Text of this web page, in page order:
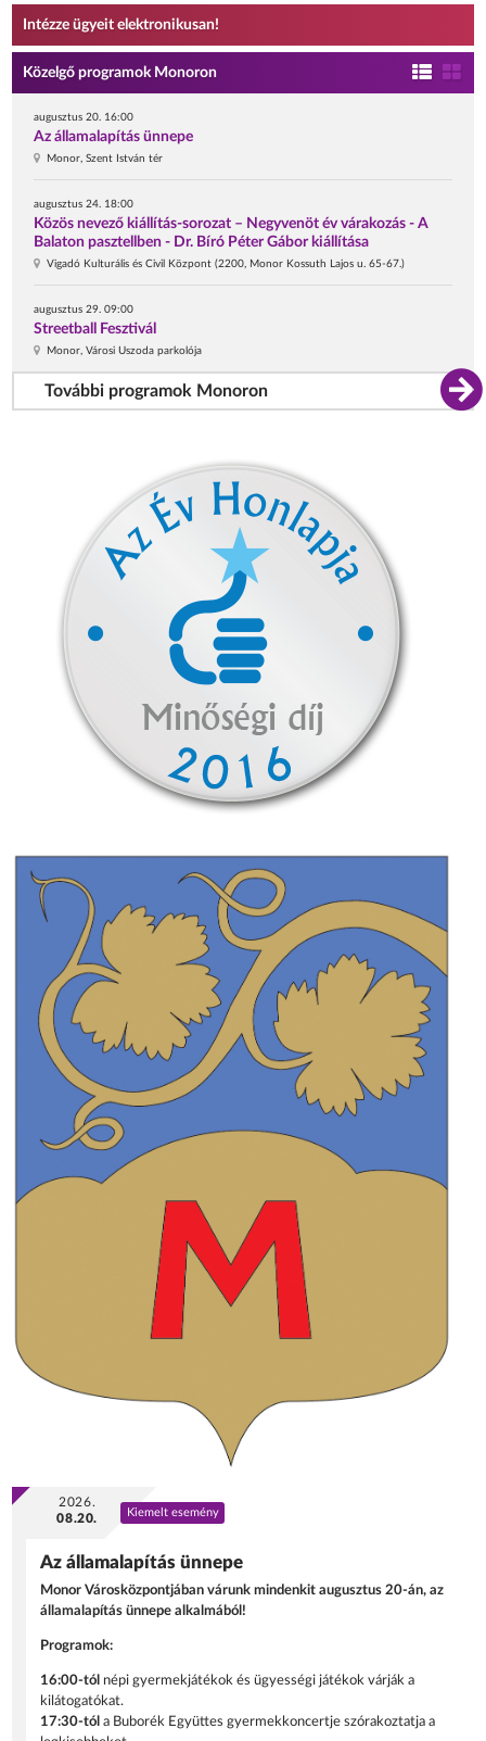
Intézze ügyeit elektronikusan!
Közelgő programok Monoron
augusztus 20. 16:00
Az államalapítás ünnepe
Monor, Szent István tér
augusztus 24. 18:00
Közös nevező kiállítás-sorozat – Negyvenöt év várakozás - A
Balaton pasztellben - Dr. Bíró Péter Gábor kiállítása
Vigadó Kulturális és Civil Központ (2200, Monor Kossuth Lajos u. 65-67.)
augusztus 29. 09:00
Streetball Fesztivál
Monor, Városi Uszoda parkolója
További programok Monoron
2026.
08.20.
Kiemelt esemény
Az államalapítás ünnepe
Monor Városközpontjában várunk mindenkit augusztus 20-án, az
államalapítás ünnepe alkalmából!
Programok:
16:00-tól népi gyermekjátékok és ügyességi játékok várják a
kilátogatókat.
17:30-tól a Buborék Együttes gyermekkoncertje szórakoztatja a